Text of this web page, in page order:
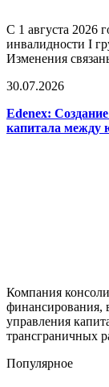
С 1 августа 2026
инвалидности I
Изменения
30.07.2026
Edenex:
капитала между
Компания
финансирования,
управления
трансграничных
Популярное